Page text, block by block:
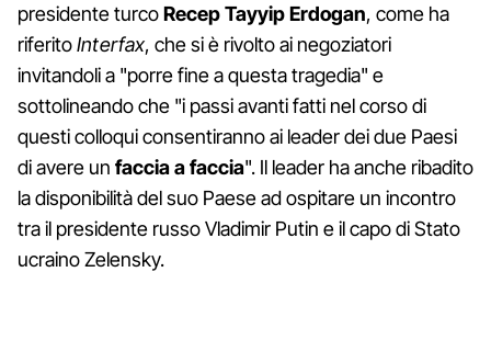
presidente turcoRecepTayyipErdogan, come ha
riferitoInterfax, che si è rivolto ai negoziatori
invitandoli a "porre fine a questa tragedia" e
sottolineando che "i passi avanti fatti nel corso di
questi colloqui consentiranno ai leader dei due Paesi
di avere un faccia a faccia". Il leader ha anche ribadito
la disponibilità del suo Paese ad ospitare un incontro
tra il presidente russo Vladimir Putin e il capo di Stato
ucraino Zelensky.